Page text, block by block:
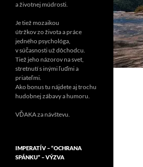
a životnej múdrosti.
Je tiež mozaikou
útržkov zo života a práce
jedného psychológa,
v súčasnosti už dôchodcu.
Tiež jeho názorov na svet,
stretnutí s inými ľuďmi a
priateľmi.
Ako bonus tu nájdete aj trochu
hudobnej zábavy a humoru.
VĎAKA za návštevu.
IMPERATÍV – “OCHRANA
SPÁNKU” – VÝZVA